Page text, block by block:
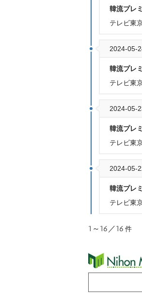
韓流プレ
テレビ東
2024-05-
韓流プレ
テレビ東
2024-05-
韓流プレ
テレビ東
2024-05-
韓流プレ
テレビ東
1～16／16 件